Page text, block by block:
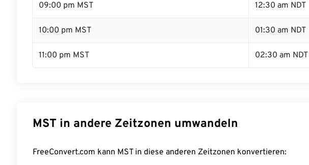
09:00 pm MST 12:30 am NDT
10:00 pm MST 01:30 am NDT
11:00 pm MST 02:30 am NDT
MST in andere Zeitzonen umwandeln
FreeConvert.com kann MST in diese anderen Zeitzonen konvertieren: